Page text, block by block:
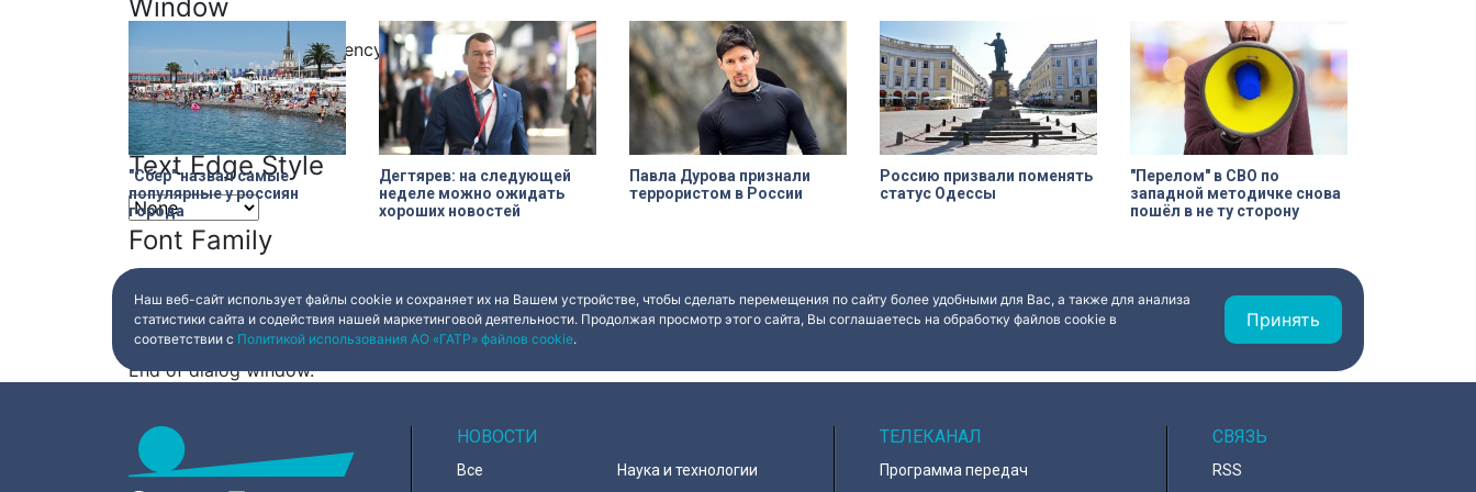
Window
Color Transparency
Font Size
Text Edge Style
Font Family
Resetrestore all settings to the default values Done
Close Modal Dialog
End of dialog window.
лично протестировать технику и
почувствовать скорость.
XIX века, прошедшее через
несколько перестроек, сегодня
переживает второе рождение.
Жемчужина, объекта культурного
наследия — исторические часы.
Их элементы утрачены на 90%.
"Сбер" назвал самые
популярные у россиян
города
Дегтярев: на следующей
неделе можно ожидать
хороших новостей
Павла Дурова признали
террористом в России
Россию призвали поменять
статус Одессы
"Перелом" в СВО по
западной методичке снова
пошёл в не ту сторону
Наш веб-сайт использует файлы cookie и сохраняет их на Вашем устройстве, чтобы сделать перемещения по сайту более удобными для Вас, а также для анализа
статистики сайта и содействия нашей маркетинговой деятельности. Продолжая просмотр этого сайта, Вы соглашаетесь на обработку файлов cookie в
соответствии с Политикой использования АО «ГАТР» файлов cookie.
Принять
НОВОСТИ
Все Наука и технологии
ТЕЛЕКАНАЛ
Программа передач
СВЯЗЬ
RSS